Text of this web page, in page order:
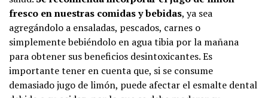
fresco en nuestras comidas y bebidas, ya sea
agregándolo a ensaladas, pescados, carnes o
simplemente bebiéndolo en agua tibia por la mañana
para obtener sus beneficios desintoxicantes. Es
importante tener en cuenta que, si se consume
demasiado jugo de limón, puede afectar el esmalte dental